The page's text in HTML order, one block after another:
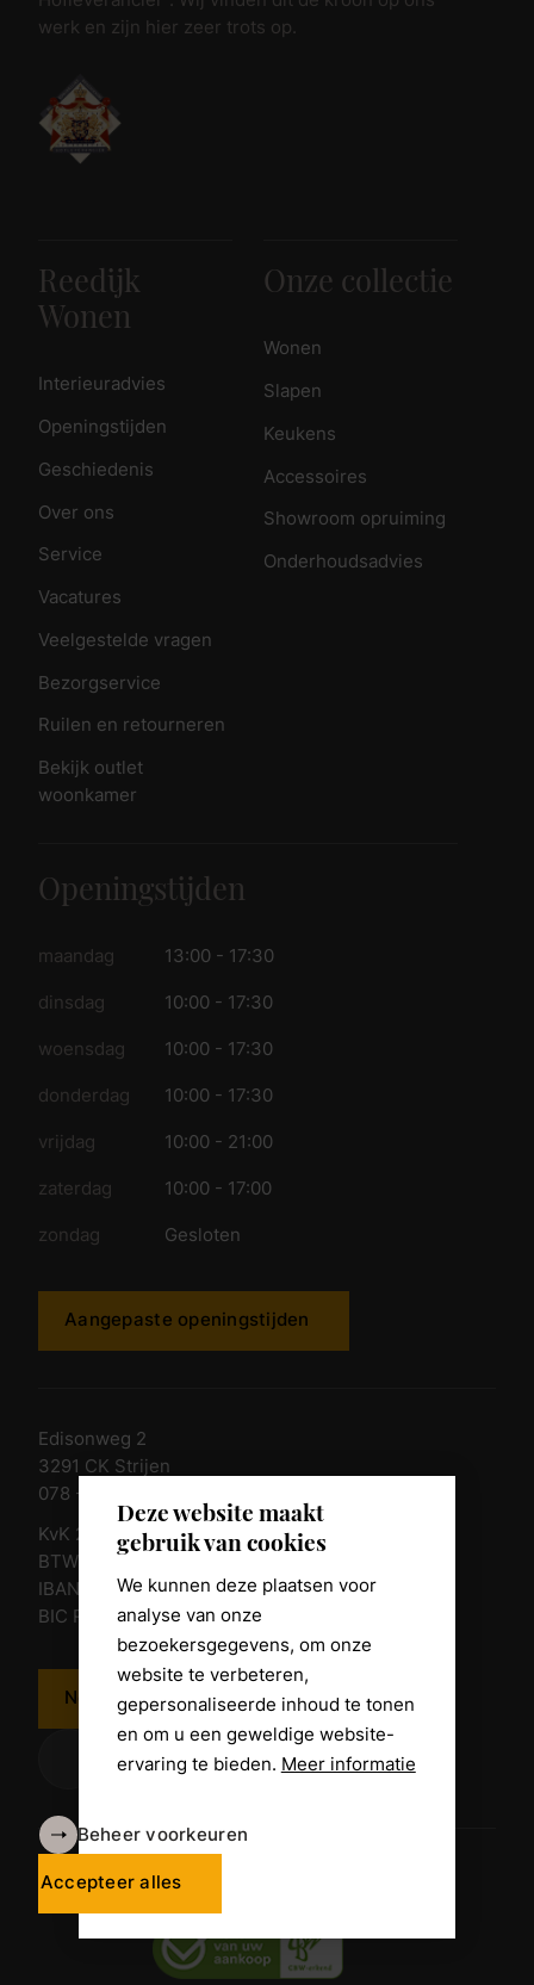
Deze website maakt
gebruik van cookies
We kunnen deze plaatsen voor
analyse van onze
bezoekersgegevens, om onze
website te verbeteren,
gepersonaliseerde inhoud te tonen
en om u een geweldige website-
ervaring te bieden. Meer informatie
Beheer voorkeuren
Accepteer alles
werk en zijn hier zeer trots op.
Reedijk
Wonen
Interieuradvies
Openingstijden
Geschiedenis
Over ons
Service
Vacatures
Veelgestelde vragen
Bezorgservice
Ruilen en retourneren
Bekijk outlet
woonkamer
Onze collectie
Wonen
Slapen
Keukens
Accessoires
Showroom opruiming
Onderhoudsadvies
Openingstijden
maandag 13:00 - 17:30
dinsdag 10:00 - 17:30
woensdag 10:00 - 17:30
donderdag 10:00 - 17:30
vrijdag 10:00 - 21:00
zaterdag 10:00 - 17:00
zondag Gesloten
Aangepaste openingstijden
Edisonweg 2
3291 CK Strijen
078 - 674 84 85
KvK 23011135
BTW nr. NL 805098938.B.01
IBAN NL10 RABO 0361 8039 58
BIC RABONL2U
Neem contact op
Algemene voorwaarden